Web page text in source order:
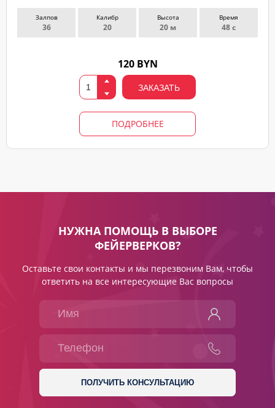
Залпов
36
Калибр
20
Высота
20 м
Время
48 с
120 BYN
ЗАКАЗАТЬ
ПОДРОБНЕЕ
НУЖНА ПОМОЩЬ В ВЫБОРЕ
ФЕЙЕРВЕРКОВ?
Оставьте свои контакты и мы перезвоним Вам, чтобы
ответить на все интересующие Вас вопросы